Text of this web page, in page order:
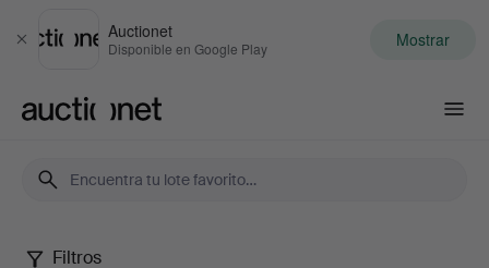
Cerrar
Auctionet
Disponible en Google Play Mostrar
Filtros